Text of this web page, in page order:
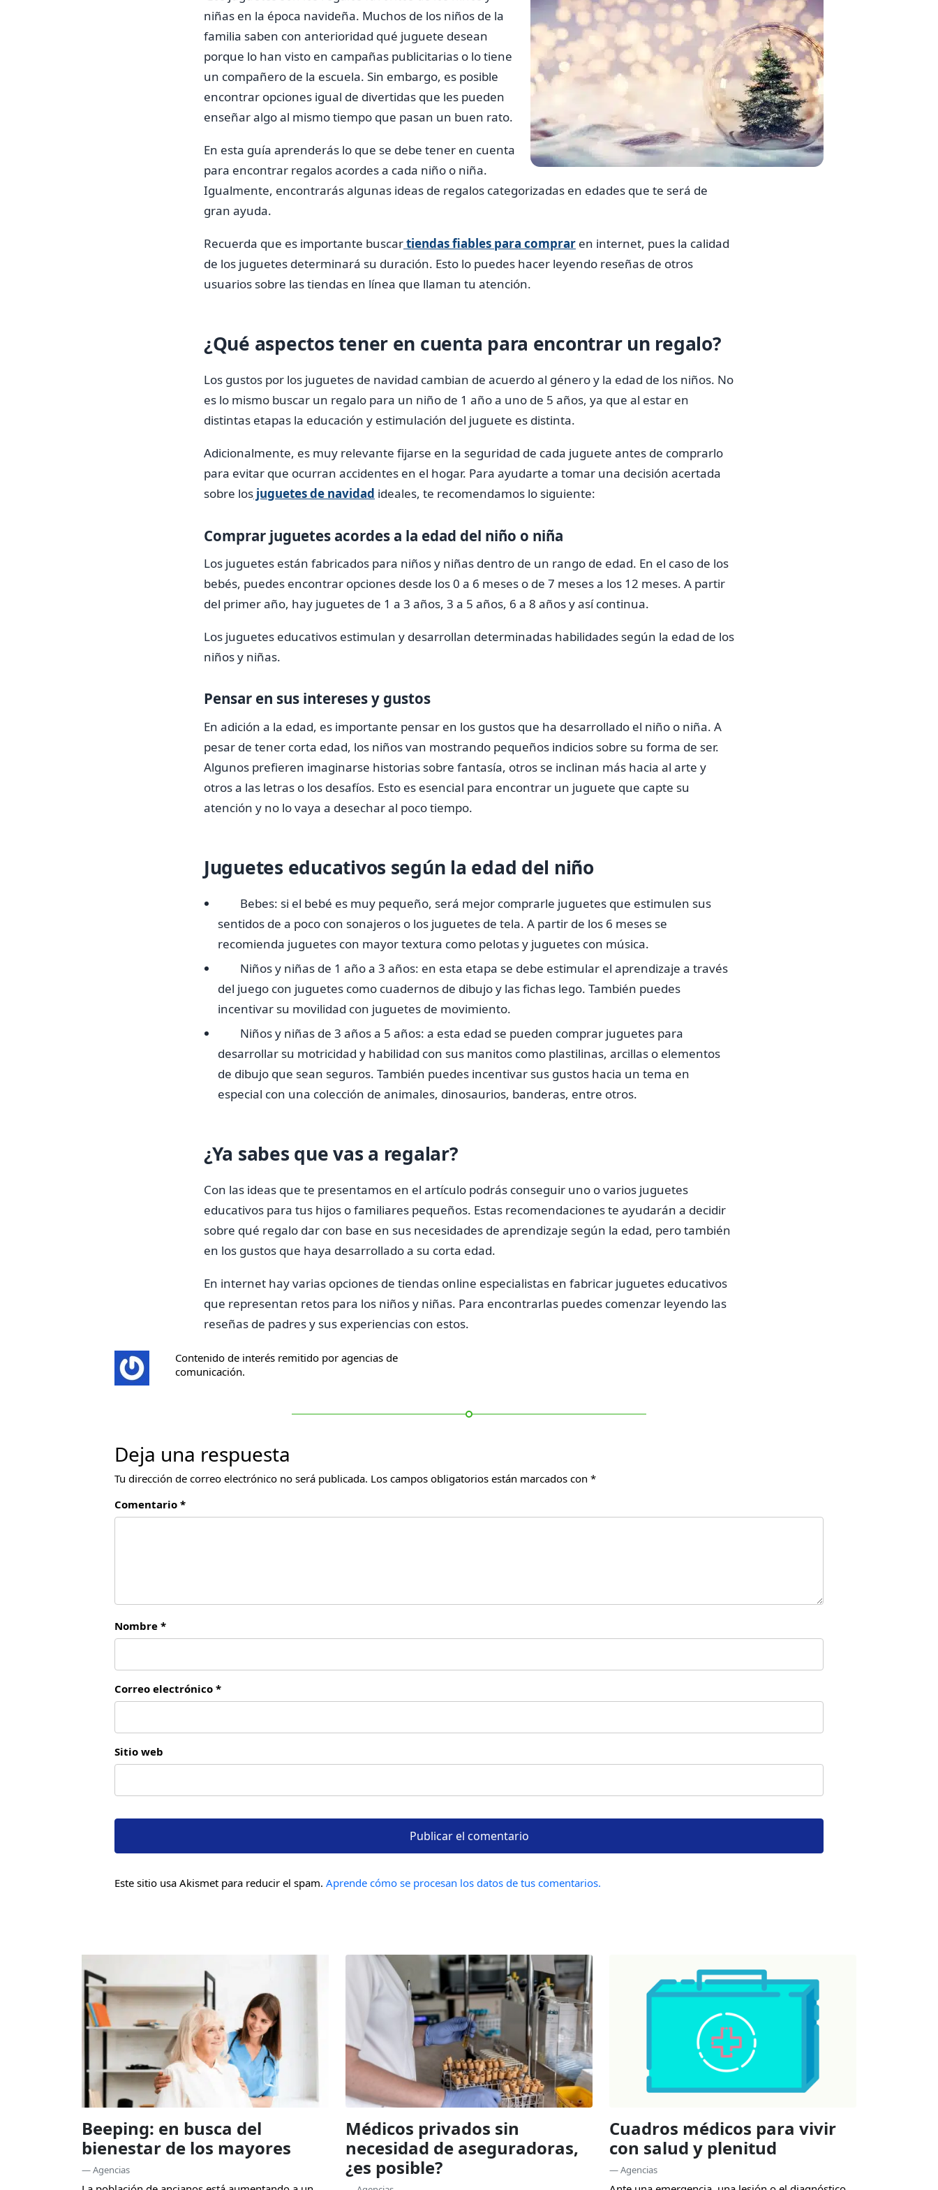
niñas en la época navideña. Muchos de los niños de la
familia saben con anterioridad qué juguete desean
porque lo han visto en campañas publicitarias o lo tiene
un compañero de la escuela. Sin embargo, es posible
encontrar opciones igual de divertidas que les pueden
enseñar algo al mismo tiempo que pasan un buen rato.
En esta guía aprenderás lo que se debe tener en cuenta
para encontrar regalos acordes a cada niño o niña.
Igualmente, encontrarás algunas ideas de regalos categorizadas en edades que te será de
gran ayuda.
Recuerda que es importante buscartiendas fiables para comprar en internet, pues la calidad
de los juguetes determinará su duración. Esto lo puedes hacer leyendo reseñas de otros
usuarios sobre las tiendas en línea que llaman tu atención.
¿Qué aspectos tener en cuenta para encontrar un regalo?
Los gustos por los juguetes de navidad cambian de acuerdo al género y la edad de los niños. No
es lo mismo buscar un regalo para un niño de 1 año a uno de 5 años, ya que al estar en
distintas etapas la educación y estimulación del juguete es distinta.
Adicionalmente, es muy relevante fijarse en la seguridad de cada juguete antes de comprarlo
para evitar que ocurran accidentes en el hogar. Para ayudarte a tomar una decisión acertada
sobre los juguetes de navidad ideales, te recomendamos lo siguiente:
Comprar juguetes acordes a la edad del niño o niña
Los juguetes están fabricados para niños y niñas dentro de un rango de edad. En el caso de los
bebés, puedes encontrar opciones desde los 0 a 6 meses o de 7 meses a los 12 meses. A partir
del primer año, hay juguetes de 1 a 3 años, 3 a 5 años, 6 a 8 años y así continua.
Los juguetes educativos estimulan y desarrollan determinadas habilidades según la edad de los
niños y niñas.
Pensar en sus intereses y gustos
En adición a la edad, es importante pensar en los gustos que ha desarrollado el niño o niña. A
pesar de tener corta edad, los niños van mostrando pequeños indicios sobre su forma de ser.
Algunos prefieren imaginarse historias sobre fantasía, otros se inclinan más hacia al arte y
otros a las letras o los desafíos. Esto es esencial para encontrar un juguete que capte su
atención y no lo vaya a desechar al poco tiempo.
Juguetes educativos según la edad del niño
Bebes: si el bebé es muy pequeño, será mejor comprarle juguetes que estimulen sus
sentidos de a poco con sonajeros o los juguetes de tela. A partir de los 6 meses se
recomienda juguetes con mayor textura como pelotas y juguetes con música.
Niños y niñas de 1 año a 3 años: en esta etapa se debe estimular el aprendizaje a través
del juego con juguetes como cuadernos de dibujo y las fichas lego. También puedes
incentivar su movilidad con juguetes de movimiento.
Niños y niñas de 3 años a 5 años: a esta edad se pueden comprar juguetes para
desarrollar su motricidad y habilidad con sus manitos como plastilinas, arcillas o elementos
de dibujo que sean seguros. También puedes incentivar sus gustos hacia un tema en
especial con una colección de animales, dinosaurios, banderas, entre otros.
¿Ya sabes que vas a regalar?
Con las ideas que te presentamos en el artículo podrás conseguir uno o varios juguetes
educativos para tus hijos o familiares pequeños. Estas recomendaciones te ayudarán a decidir
sobre qué regalo dar con base en sus necesidades de aprendizaje según la edad, pero también
en los gustos que haya desarrollado a su corta edad.
En internet hay varias opciones de tiendas online especialistas en fabricar juguetes educativos
que representan retos para los niños y niñas. Para encontrarlas puedes comenzar leyendo las
reseñas de padres y sus experiencias con estos.
Contenido de interés remitido por agencias de
comunicación.
Deja una respuesta
Tu dirección de correo electrónico no será publicada. Los campos obligatorios están marcados con*
Comentario *
Nombre *
Correo electrónico *
Sitio web
Este sitio usa Akismet para reducir el spam.Aprende cómo se procesan los datos de tus comentarios.
Beeping: en busca del
bienestar de los mayores
— Agencias
Médicos privados sin
necesidad de aseguradoras,
¿es posible?
Cuadros médicos para vivir
con salud y plenitud
— Agencias